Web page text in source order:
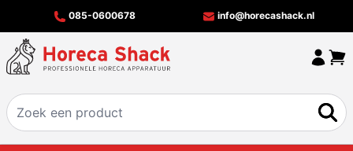
085-0600678 info@horecashack.nl